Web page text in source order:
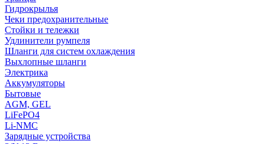
Гидрокрылья
Чеки предохранительные
Стойки и тележки
Удлинители румпеля
Шланги для систем охлаждения
Выхлопные шланги
Электрика
Аккумуляторы
Бытовые
AGM, GEL
LiFePO4
Li-NMC
Зарядные устройства